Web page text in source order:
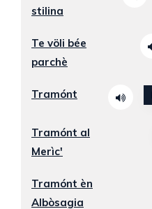
stilina
Te völi bée
parchè
Tramónt
Tramónt al
Merìc'
Tramónt èn
Albòsagia